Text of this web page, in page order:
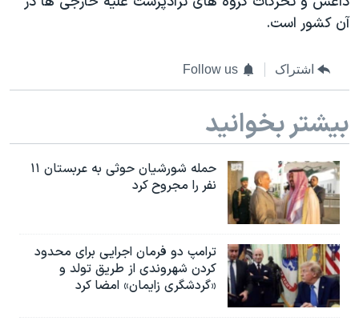
آن کشور است.
اشتراک Follow us
بیشتر بخوانید
حمله شورشیان حوثی به عربستان ۱۱
نفر را مجروح کرد
ترامپ دو فرمان اجرایی برای محدود
کردن شهروندی از طریق تولد و
«گردشگری زایمان» امضا کرد